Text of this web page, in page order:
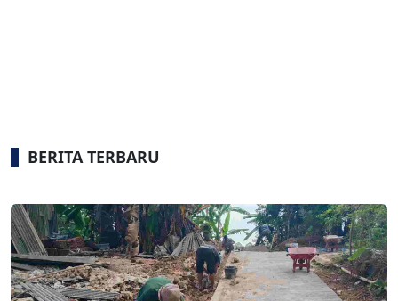
BERITA TERBARU